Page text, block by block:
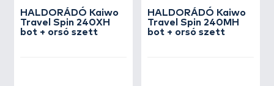
HALDORÁDÓ Kaiwo
Travel Spin 240XH
bot + orsó szett
HALDORÁDÓ Kaiwo
Travel Spin 240MH
bot + orsó szett